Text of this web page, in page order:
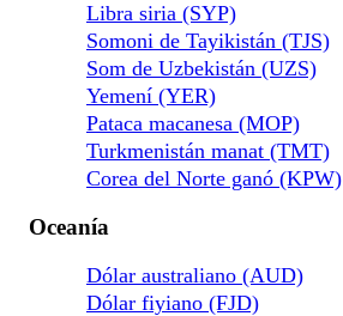
Libra siria (SYP)
Somoni de Tayikistán (TJS)
Som de Uzbekistán (UZS)
Yemení (YER)
Pataca macanesa (MOP)
Turkmenistán manat (TMT)
Corea del Norte ganó (KPW)
Oceanía
Dólar australiano (AUD)
Dólar fiyiano (FJD)